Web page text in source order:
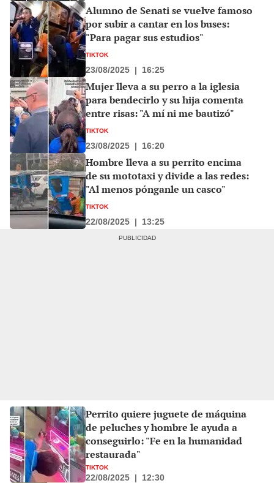
Alumno de Senati se vuelve famoso
por subir a cantar en los buses:
"Para pagar sus estudios"
TIKTOK
23/08/2025 | 16:25
Mujer lleva a su perro a la iglesia
para bendecirlo y su hija comenta
entre risas: "A mí ni me bautizó"
TIKTOK
23/08/2025 | 16:20
Hombre lleva a su perrito encima
de su mototaxi y divide a las redes:
"Al menos pónganle un casco"
TIKTOK
22/08/2025 | 13:25
Perrito quiere juguete de máquina
de peluches y hombre le ayuda a
conseguirlo: "Fe en la humanidad
restaurada"
TIKTOK
22/08/2025 | 12:30